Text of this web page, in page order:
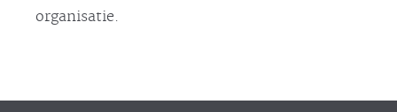
organisatie.